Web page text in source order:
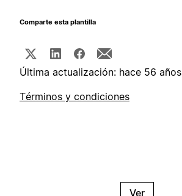
Comparte esta plantilla
Última actualización: hace 56 años
Términos y condiciones
Ver